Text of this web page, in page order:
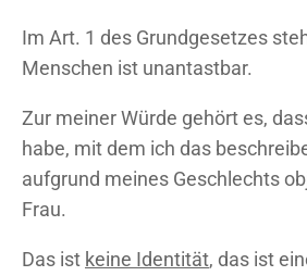
Im Art. 1 des Grundgesetzes
Menschen ist unantastbar.
Zur meiner Würde gehört es,
habe, mit dem ich das
aufgrund meines Geschlechts
Frau.
Das ist keine Identität, das ist